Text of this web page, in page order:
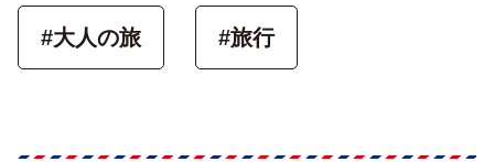
#大人の旅 #旅行